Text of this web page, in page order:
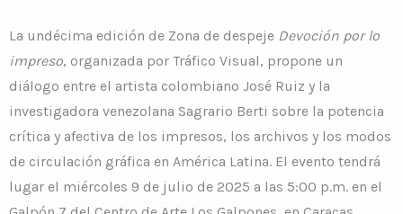
La undécima edición de Zona de despeje Devoción por lo
impreso, organizada por Tráfico Visual, propone un
diálogo entre el artista colombiano José Ruiz y la
investigadora venezolana Sagrario Berti sobre la potencia
crítica y afectiva de los impresos, los archivos y los modos
de circulación gráfica en América Latina. El evento tendrá
lugar el miércoles 9 de julio de 2025 a las 5:00 p.m. en el